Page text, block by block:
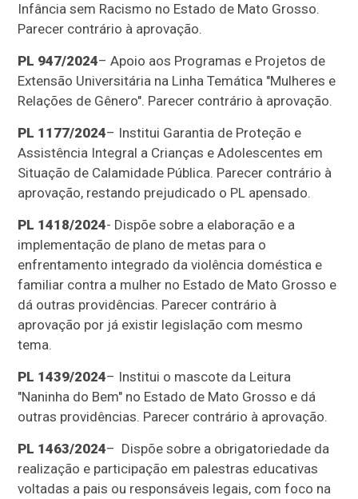
Infância sem Racismo no Estado de Mato Grosso.
Parecer contrário à aprovação.
PL 947/2024– Apoio aos Programas e Projetos de
Extensão Universitária na Linha Temática "Mulheres e
Relações de Gênero". Parecer contrário à aprovação.
PL 1177/2024– Institui Garantia de Proteção e
Assistência Integral a Crianças e Adolescentes em
Situação de Calamidade Pública. Parecer contrário à
aprovação, restando prejudicado o PL apensado.
PL 1418/2024- Dispõe sobre a elaboração e a
implementação de plano de metas para o
enfrentamento integrado da violência doméstica e
familiar contra a mulher no Estado de Mato Grosso e
dá outras providências. Parecer contrário à
aprovação por já existir legislação com mesmo
tema.
PL 1439/2024– Institui o mascote da Leitura
"Naninha do Bem" no Estado de Mato Grosso e dá
outras providências. Parecer contrário à aprovação.
PL 1463/2024– Dispõe sobre a obrigatoriedade da
realização e participação em palestras educativas
voltadas a pais ou responsáveis legais, com foco na